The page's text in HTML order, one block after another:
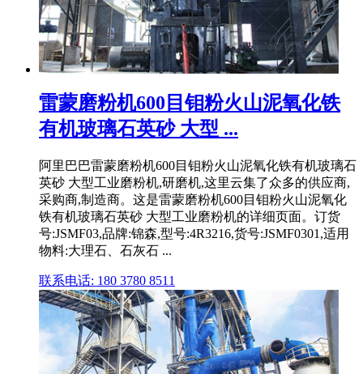
雷蒙磨粉机600目钼粉火山泥氧化铁
有机玻璃石英砂 大型 ...
阿里巴巴雷蒙磨粉机600目钼粉火山泥氧化铁有机玻璃石
英砂 大型工业磨粉机,研磨机,这里云集了众多的供应商,
采购商,制造商。这是雷蒙磨粉机600目钼粉火山泥氧化
铁有机玻璃石英砂 大型工业磨粉机的详细页面。订货
号:JSMF03,品牌:锦森,型号:4R3216,货号:JSMF0301,适用
物料:大理石、石灰石 ...
联系电话: 180 3780 8511